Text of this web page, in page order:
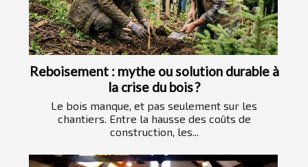
Reboisement : mythe ou solution durable à
la crise du bois ?
Le bois manque, et pas seulement sur les
chantiers. Entre la hausse des coûts de
construction, les...